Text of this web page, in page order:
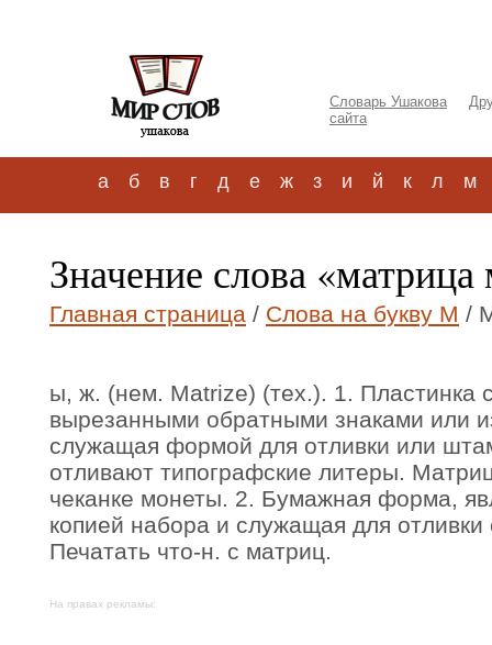
Словарь Ушакова
сайта
а б в г д е ж з и й к л м
Значение слова «матрица
Главная страница / Слова на букву М /
ы, ж. (нем. Matrize) (тех.). 1. Пластинка
вырезанными обратными знаками или
служащая формой для отливки или
отливают типографские литеры.
чеканке монеты. 2. Бумажная форма,
копией набора и служащая для отливки
Печатать что-н. с матриц.
На правах рекламы: